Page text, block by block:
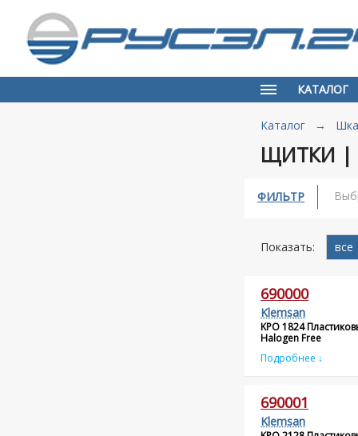
КАТАЛОГ
Каталог →
ЩИТКИ |
ФИЛЬТР
Показать: все
690000
Klemsan
KPO 1824
Halogen Free
Подробнее ↓
690001
Klemsan